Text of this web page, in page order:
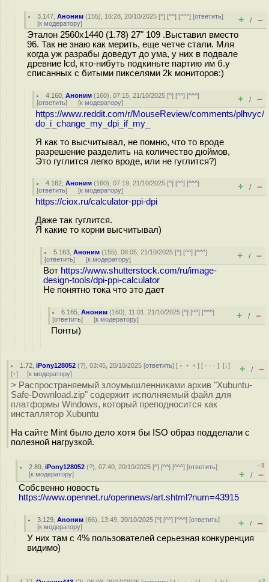
3.147 ,Аноним (155), 16:28, 20/10/2025 [^] [^^] [^^^] [ответить]
[к модератору] + / –
Эталон 2560x1440 (1.78) 27" 109 .Выставил вместо
96. Так не знаю как мерить, еще четче стали. Мля
когда уж разрабы доведут до ума, у них в подвале
древние lcd, кто-нибуть подкиньте партию им б.у
списанных c битыми пикселями 2k мониторов:)
4.160 ,Аноним (160), 07:15, 21/10/2025 [^] [^^] [^^^]
[ответить] [к модератору] + / –
https://www.reddit.com/r/MouseReview/comments/plhvyc/
do_i_change_my_dpi_if_my_
Я как то высчитывал, не помню, что то вроде
разрешение разделить на количество дюймов,
Это гуглится легко вроде, или не гуглится?)
4.162 ,Аноним (160), 07:19, 21/10/2025 [^] [^^] [^^^]
[ответить] [к модератору] + / –
https://ciox.ru/calculator-ppi-dpi
Даже так гуглится.
Я какие то корни высчитывал)
5.163 ,Аноним (155), 08:05, 21/10/2025 [^] [^^] [^^^]
[ответить] [к модератору] + / –
Вот https://www.shutterstock.com/ru/image-
design-tools/dpi-ppi-calculator
Не понятно тока что это дает
6.165 ,Аноним (160), 11:01, 21/10/2025 [^] [^^] [^^^]
[ответить] [к модератору] + / –
Понты)
1.72 ,iPony128052 (?), 03:45, 20/10/2025 [ответить] [ ﹢﹢﹢] [ · · ·][↓]
[↑] [к модератору] + / –
> Распространяемый злоумышленниками архив "Xubuntu-
Safe-Download.zip" содержит исполняемый файл для
платформы Windows, который преподносится как
инсталлятор Xubuntu
На сайте Mint было дело хотя бы ISO образ подделали с
полезной нагрузкой.
2.89 ,iPony128052 (?), 07:40, 20/10/2025 [^] [^^] [^^^] [ответить]
[к модератору]
–1
+ / –
Собсвенно новость
https://www.opennet.ru/opennews/art.shtml?num=43915
3.129 ,Аноним (66), 13:49, 20/10/2025 [^] [^^] [^^^] [ответить]
[к модератору] + / –
У них там с 4% пользователей серьезная конкуренция
видимо)